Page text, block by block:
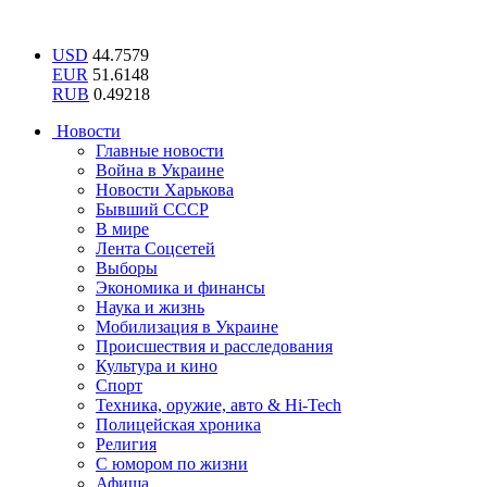
USD 44.7579
EUR 51.6148
RUB 0.49218
Новости
Главные новости
Война в Украине
Новости Харькова
Бывший СССР
В мире
Лента Соцсетей
Выборы
Экономика и финансы
Наука и жизнь
Мобилизация в Украине
Происшествия и расследования
Культура и кино
Спорт
Техника, оружие, авто & Hi-Tech
Полицейская хроника
Религия
С юмором по жизни
Афиша